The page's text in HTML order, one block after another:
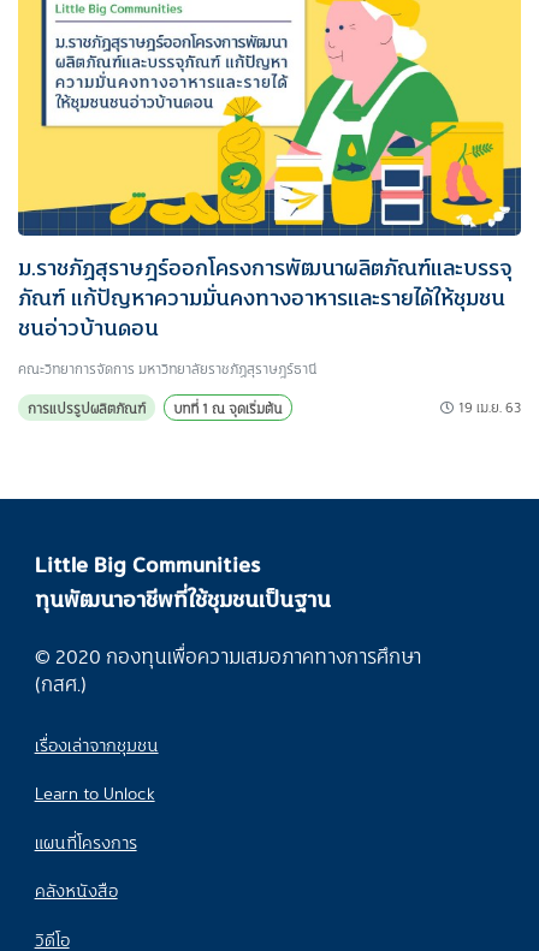
ม.ราชภัฏสุราษฎร์ออกโครงการพัฒนาผลิตภัณฑ์และบรรจุ
ภัณฑ์ แก้ปัญหาความมั่นคงทางอาหารและรายได้ให้ชุมชน
ชนอ่าวบ้านดอน
คณะวิทยาการจัดการ มหาวิทยาลัยราชภัฏสุราษฎร์ธานี
การแปรรูปผลิตภัณฑ์
บทที่ 1 ณ จุดเริ่มต้น 19 เม.ย. 63
Little Big Communities
ทุนพัฒนาอาชีพที่ใช้ชุมชนเป็นฐาน
© 2020 กองทุนเพื่อความเสมอภาคทางการศึกษา
(กสศ.)
เรื่องเล่าจากชุมชน
Learn to Unlock
แผนที่โครงการ
คลังหนังสือ
วิดีโอ